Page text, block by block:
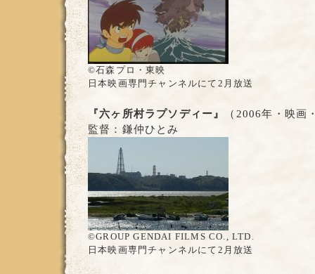
©石森プロ・東映
日本映画専門チャンネルにて2月放送
『六ヶ所村ラプソディー』
（2006年・映画
監督：鎌仲ひとみ
©GROUP GENDAI FILMS CO., LTD.
日本映画専門チャンネルにて2月放送